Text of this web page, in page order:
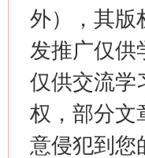
外），其版
发推广仅供
仅供交流学
权，部分文
意侵犯到您